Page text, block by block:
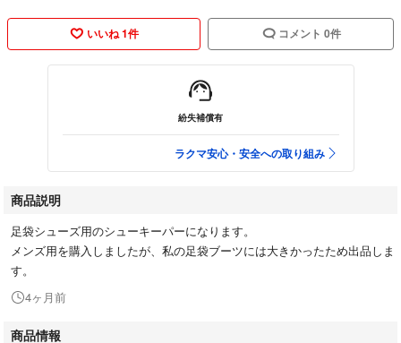
いいね 1件 コメント 0件
紛失補償有
ラクマ安心・安全への取り組み
商品説明
足袋シューズ用のシューキーパーになります。
メンズ用を購入しましたが、私の足袋ブーツには大きかったため出品しま
す。
4ヶ月前
商品情報